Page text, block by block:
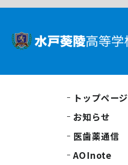
トップページ
お知らせ
医歯薬通信
AOInote